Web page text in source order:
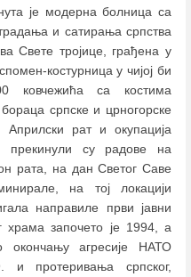
је модерна болница са
и сатирања српства
Свете тројице, грађена у
костурница у чијој би
ковчежића са костима
српске и црногорске
Априлски рат и окупација
прекинули су радове на
рата, на дан Светог Саве
на тој локацији
направиле први јавни
храма започето је 1994, а
агресије НАТО
протеривања српског,